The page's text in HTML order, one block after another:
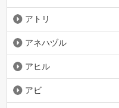
アトリ
アネハヅル
アヒル
アビ